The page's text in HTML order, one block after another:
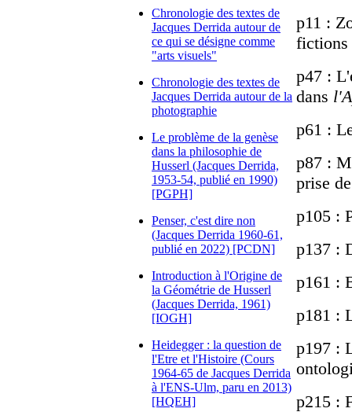
Chronologie des textes de
Jacques Derrida autour de
ce qui se désigne comme
"arts visuels"
Chronologie des textes de
Jacques Derrida autour de la
photographie
Le problème de la genèse
dans la philosophie de
Husserl (Jacques Derrida,
1953-54, publié en 1990)
[PGPH]
Penser, c'est dire non
(Jacques Derrida 1960-61,
publié en 2022) [PCDN]
Introduction à l'Origine de
la Géométrie de Husserl
(Jacques Derrida, 1961)
[IOGH]
Heidegger : la question de
l'Etre et l'Histoire (Cours
1964-65 de Jacques Derrida
à l'ENS-Ulm, paru en 2013)
[HQEH]
p11 :
fictions
p47 :
dans
p61 :
p87 :
prise
p105 :
p137 :
p161 :
p181 :
p197 :
p215 :